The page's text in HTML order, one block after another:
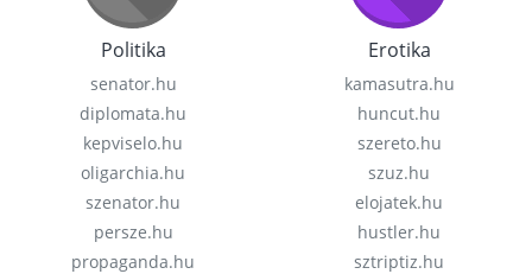
Politika
senator.hu
diplomata.hu
kepviselo.hu
oligarchia.hu
szenator.hu
persze.hu
propaganda.hu
Erotika
kamasutra.hu
huncut.hu
szereto.hu
szuz.hu
elojatek.hu
hustler.hu
sztriptiz.hu